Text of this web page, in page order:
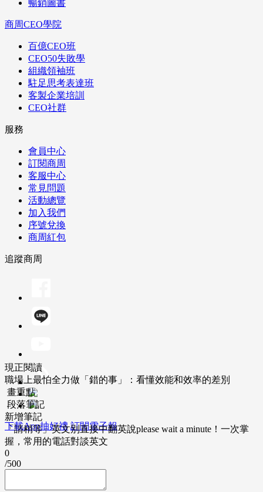
暢銷圖書
商周CEO學院
百億CEO班
CEO50失敗學
組織領袖班
駐足思考表達班
客製企業培訓
CEO社群
服務
會員中心
訂閱商周
客服中心
常見問題
活動總覽
加入我們
序號兌換
商周紅包
追蹤商周
下載App抽好禮 訂閱電子報
現正閱讀
職場上最怕全力做「錯的事」：看懂效能和效率的差別
畫重點
段落筆記
新增筆記
「請稍等」英文別直接中翻英說please wait a minute！一次掌
握，常用的電話對談英文
0
/500